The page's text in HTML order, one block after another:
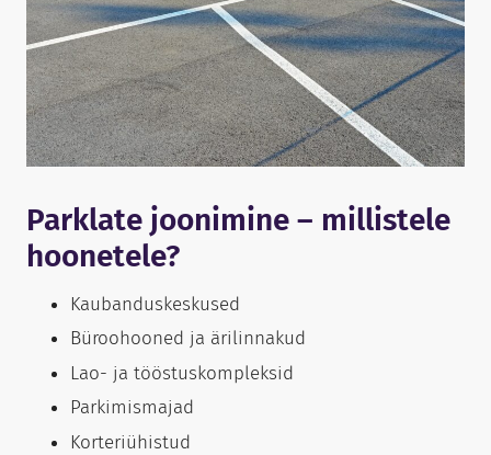
Parklate joonimine – millistele
hoonetele?
Kaubanduskeskused
Büroohooned ja ärilinnakud
Lao- ja tööstuskompleksid
Parkimismajad
Korteriühistud